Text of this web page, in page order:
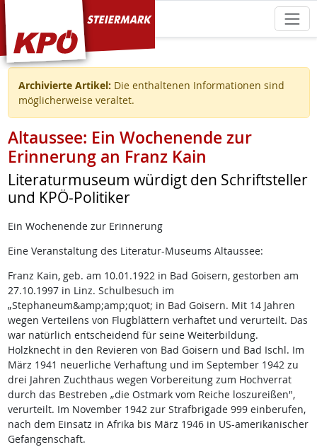
KPÖ Steiermark
Archivierte Artikel: Die enthaltenen Informationen sind
möglicherweise veraltet.
Altaussee: Ein Wochenende zur
Erinnerung an Franz Kain
Literaturmuseum würdigt den Schriftsteller
und KPÖ-Politiker
Ein Wochenende zur Erinnerung
Eine Veranstaltung des Literatur-Museums Altaussee:
Franz Kain, geb. am 10.01.1922 in Bad Goisern, gestorben am
27.10.1997 in Linz. Schulbesuch im
„Stephaneum&amp;amp;quot; in Bad Goisern. Mit 14 Jahren
wegen Verteilens von Flugblättern verhaftet und verurteilt. Das
war natürlich entscheidend für seine Weiterbildung.
Holzknecht in den Revieren von Bad Goisern und Bad Ischl. Im
März 1941 neuerliche Verhaftung und im September 1942 zu
drei Jahren Zuchthaus wegen Vorbereitung zum Hochverrat
durch das Bestreben „die Ostmark vom Reiche loszureißen",
verurteilt. Im November 1942 zur Strafbrigade 999 einberufen,
nach dem Einsatz in Afrika bis März 1946 in US-amerikanischer
Gefangenschaft.